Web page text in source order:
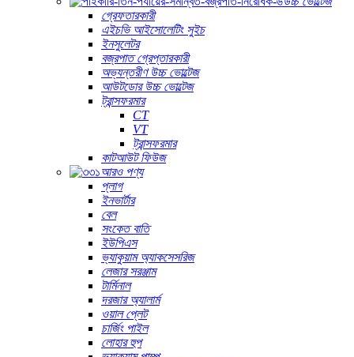
গ্রেফতারকারী
এইচভি আইসোলেটিং সুইচ
ইনসুলেটর
বজ্রপাত গ্রেপ্তারকারী
অভ্যন্তরীণ উচ্চ ভোল্টেজ
আউটডোর উচ্চ ভোল্টেজ
ট্রান্সফরমার
CT
VT
ট্রান্সফরমার
কাটআউট ফিউজ
আরও পণ্য
প্লাগ
ইনভার্টার
বেল
সংকেত বাতি
ইউপিএস
ভ্যাকুয়াম অ্যাকসেসরিজ
লেজার সরঞ্জাম
টার্মিনাল
দরজার অ্যালার্ম
ওয়াল প্লেট
চার্জিং পাইল
লোহার হুপ